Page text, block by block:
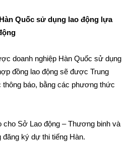
Quốc sử dụng lao động lựa
doanh nghiệp Hàn Quốc sử dụng
đồng lao động sẽ được Trung
báo, bằng các phương thức
cho Sở Lao động – Thương binh và
ký dự thi tiếng Hàn.